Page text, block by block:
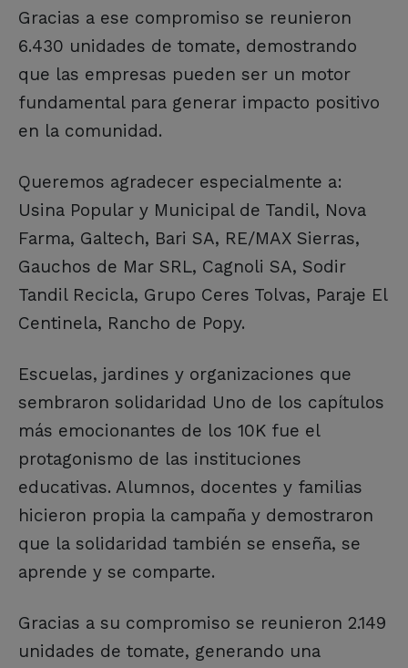
Gracias a ese compromiso se reunieron
6.430 unidades de tomate, demostrando
que las empresas pueden ser un motor
fundamental para generar impacto positivo
en la comunidad.
Queremos agradecer especialmente a:
Usina Popular y Municipal de Tandil, Nova
Farma, Galtech, Bari SA, RE/MAX Sierras,
Gauchos de Mar SRL, Cagnoli SA, Sodir
Tandil Recicla, Grupo Ceres Tolvas, Paraje El
Centinela, Rancho de Popy.
Escuelas, jardines y organizaciones que
sembraron solidaridad Uno de los capítulos
más emocionantes de los 10K fue el
protagonismo de las instituciones
educativas. Alumnos, docentes y familias
hicieron propia la campaña y demostraron
que la solidaridad también se enseña, se
aprende y se comparte.
Gracias a su compromiso se reunieron 2.149
unidades de tomate, generando una